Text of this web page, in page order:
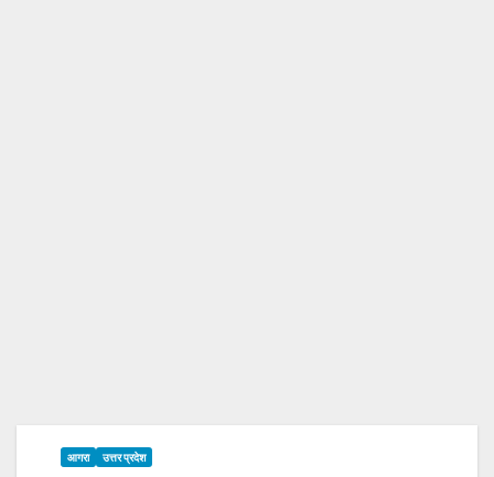
आगरा उत्तर प्रदेश